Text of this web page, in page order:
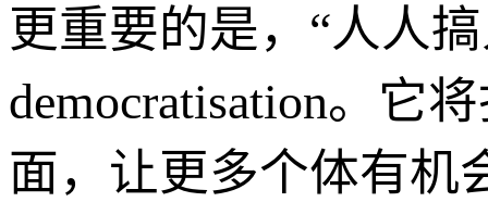
更重要的是，“人人
democratisation。它
面，让更多个体有机